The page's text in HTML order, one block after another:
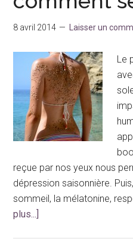
8 avril 2014 Laisser un
Le
reçue par nos yeux nous
dépression saisonnière.
sommeil, la mélatonine,
plus...]